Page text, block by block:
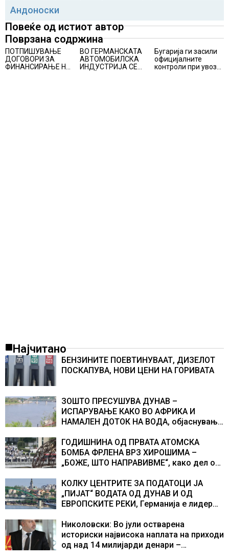
Андоноски
Повеќе од истиот автор
Поврзана содржина
ПОТПИШУВАЊЕ
ДОГОВОРИ ЗА
ФИНАНСИРАЊЕ НА
ВО ГЕРМАНСКАТА
АВТОМОБИЛСКА
ИНДУСТРИЈА СЕ
Бугарија ги засили
официјалните
контроли при увоз
Најчитано
БЕНЗИНИТЕ ПОЕВТИНУВААТ, ДИЗЕЛОТ
ПОСКАПУВА, НОВИ ЦЕНИ НА ГОРИВАТА
ЗОШТО ПРЕСУШУВА ДУНАВ –
ИСПАРУВАЊЕ КАКО ВО АФРИКА И
НАМАЛЕН ДОТОК НА ВОДА, објаснување
ГОДИШНИНА ОД ПРВАТА АТОМСКА
БОМБА ФРЛЕНА ВРЗ ХИРОШИМА –
„БОЖЕ, ШТО НАПРАВИВМЕ“, како дел од
учесниците во бомбардирањето го
доживуваа овој настан што го промени
текот на историјата
КОЛКУ ЦЕНТРИТЕ ЗА ПОДАТОЦИ ЈА
„ПИЈАТ“ ВОДАТА ОД ДУНАВ И ОД
ЕВРОПСКИТЕ РЕКИ, Германија е лидер
центри за податоци
Николовски: Во јули остварена
историски највисока наплата на приходи
од над 14 милијарди денари –